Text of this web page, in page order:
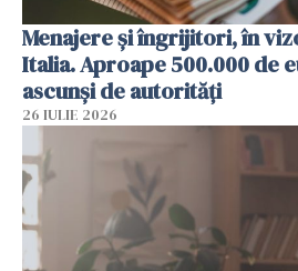
Menajere și îngrijitori, în
Italia. Aproape 500.000 de
ascunși de autorități
26 IULIE 2026